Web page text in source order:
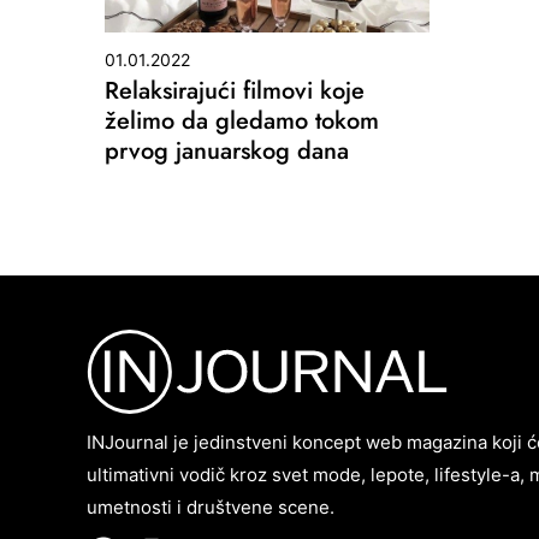
01.01.2022
Relaksirajući filmovi koje
želimo da gledamo tokom
prvog januarskog dana
INJournal je jedinstveni koncept web magazina koji
ultimativni vodič kroz svet mode, lepote, lifestyle-a,
umetnosti i društvene scene.